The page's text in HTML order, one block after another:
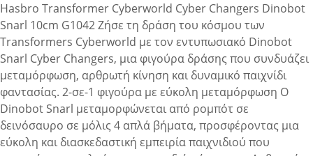
Hasbro Transformer Cyberworld Cyber Changers Dinobot
Snarl 10cm G1042 Ζήσε τη δράση του κόσμου των
Transformers Cyberworld με τον εντυπωσιακό Dinobot
Snarl Cyber Changers, μια φιγούρα δράσης που συνδυάζει
μεταμόρφωση, αρθρωτή κίνηση και δυναμικό παιχνίδι
φαντασίας. 2-σε-1 φιγούρα με εύκολη μεταμόρφωση Ο
Dinobot Snarl μεταμορφώνεται από ρομπότ σε
δεινόσαυρο σε μόλις 4 απλά βήματα, προσφέροντας μια
εύκολη και διασκεδαστική εμπειρία παιχνιδιού που